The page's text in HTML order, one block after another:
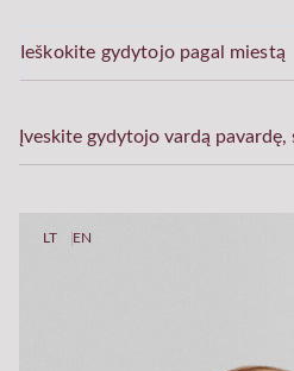
Ieškokite gydytojo pagal miestą
LT EN